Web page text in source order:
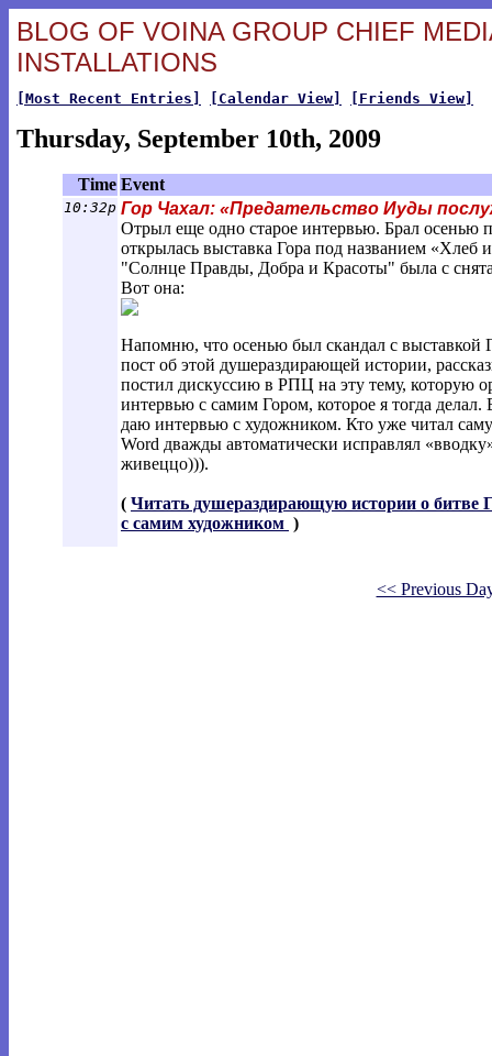
BLOG OF VOINA GROUP CHIEF
INSTALLATIONS
[Most Recent Entries] [Calendar View] [Friends View]
Thursday, September 10th, 2009
Time Event
10:32p Гор Чахал: «Предательство Иуды
Отрыл еще одно старое интервью. Брал осенью
открылась выставка Гора под названием
"Солнце Правды, Добра и Красоты" была с
Вот она:
Напомню, что осенью был скандал с выставкой
пост об этой душераздирающей истории,
постил дискуссию в РПЦ на эту тему, которую
интервью с самим Гором, которое я тогда
даю интервью с художником. Кто уже читал
Word дважды автоматически исправлял
живеццо))).
( Читать душераздирающую истории о битве
с самим художником )
<< Previous